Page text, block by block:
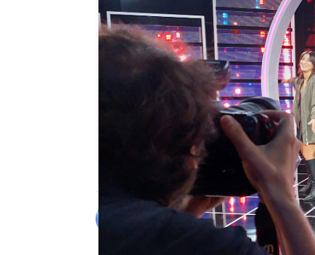
Alberto Mendo
22 de marzo de 2023,